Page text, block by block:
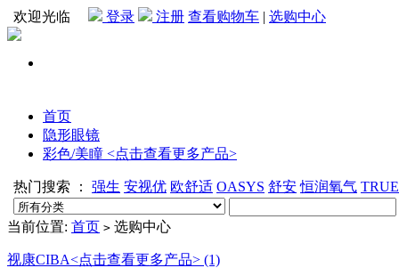
欢迎光临 登录 注册 查看购物车 | 选购中心
首页
隐形眼镜
彩色/美瞳 <点击查看更多产品>
热门搜索 ： 强生 安视优 欧舒适 OASYS 舒安 恒润氧气
当前位置: 首页 > 选购中心
视康CIBA<点击查看更多产品> (1)